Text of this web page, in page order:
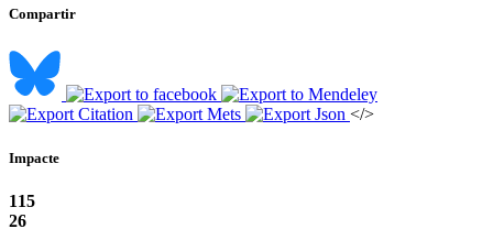
Compartir
</>
Impacte
115
26